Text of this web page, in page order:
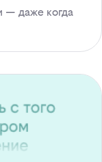
— даже когда